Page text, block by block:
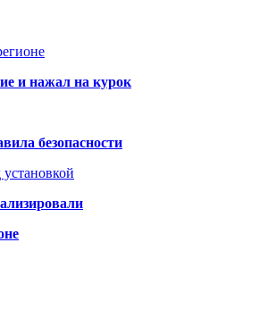
и нажал на курок
безопасности